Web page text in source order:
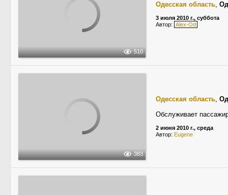
510
Одесская область,
3 июля 2010 г., суббота
Автор: Alex-Od
383
Одесская область,
Обслуживает
2 июня 2010 г., среда
Автор: Eugene